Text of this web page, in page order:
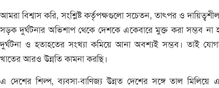
আমরা বিশ্বাস করি, সংশ্লিষ্ট কর্তৃপক্ষগুলো সচেতন, তাৎপর ও
সড়ক দুর্ঘটনার অভিশাপ থেকে দেশকে একেবারে মুক্ত করা সম্ভব না
দুর্ঘটনা ও হতাহতের সংখ্যা কমিয়ে আনা অবশ্যই সম্ভব। তাই
খাতের আরও উন্নতি কামনা করছি।
এ দেশের শিল্প, ব্যবসা-বাণিজ্য উন্নত দেশের সঙ্গে তাল মিলিয়ে